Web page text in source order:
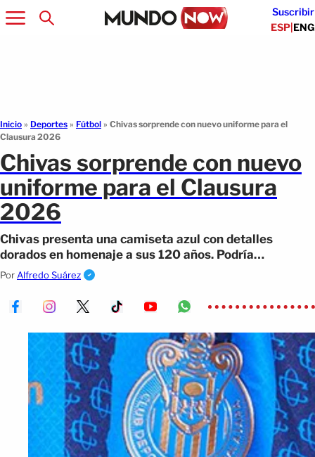
Suscribir
ESP|ENG
Inicio » Deportes » Fútbol » Chivas sorprende con nuevo uniforme para el
Clausura 2026
Chivas sorprende con nuevo
uniforme para el Clausura
2026
Chivas presenta una camiseta azul con detalles
dorados en homenaje a sus 120 años. Podría
estrenarse en la jornada 4 ante Atlético San Luis.
Por Alfredo Suárez